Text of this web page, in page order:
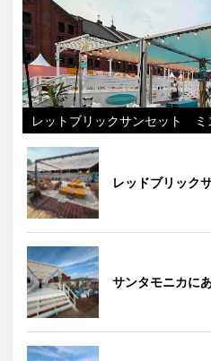
レットブリックサンセット ミ
レッドブリッ
サンタモニカに